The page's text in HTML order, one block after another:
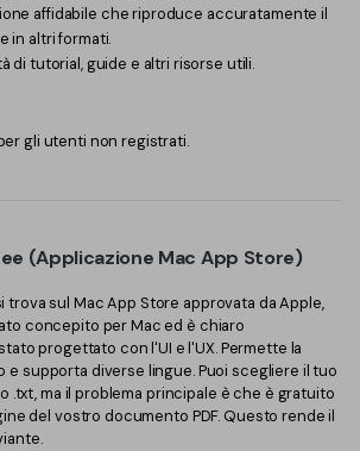
affidabile che riproduce accuratamente il
in altri formati.
di tutorial, guide e altri risorse utili.
gli utenti non registrati.
(Applicazione Mac App Store)
trova sul Mac App Store approvata da Apple,
concepito per Mac ed è chiaro
progettato con l'UI e l'UX. Permette la
supporta diverse lingue. Puoi scegliere il tuo
.txt, ma il problema principale è che è gratuito
del vostro documento PDF. Questo rende il